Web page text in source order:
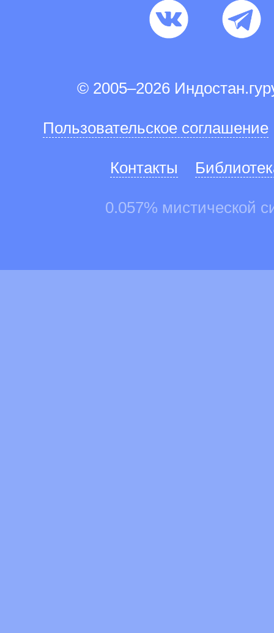
© 2005–2026
Пользовательское соглашение
Контакты
0.057% мистической